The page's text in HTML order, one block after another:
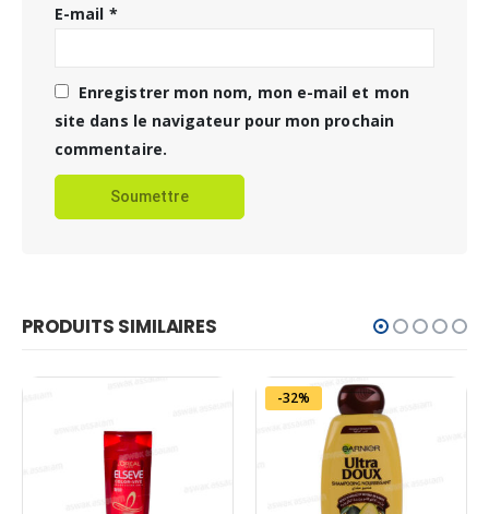
E-mail *
Enregistrer mon nom, mon e-mail et mon
site dans le navigateur pour mon prochain
commentaire.
PRODUITS SIMILAIRES
-32%